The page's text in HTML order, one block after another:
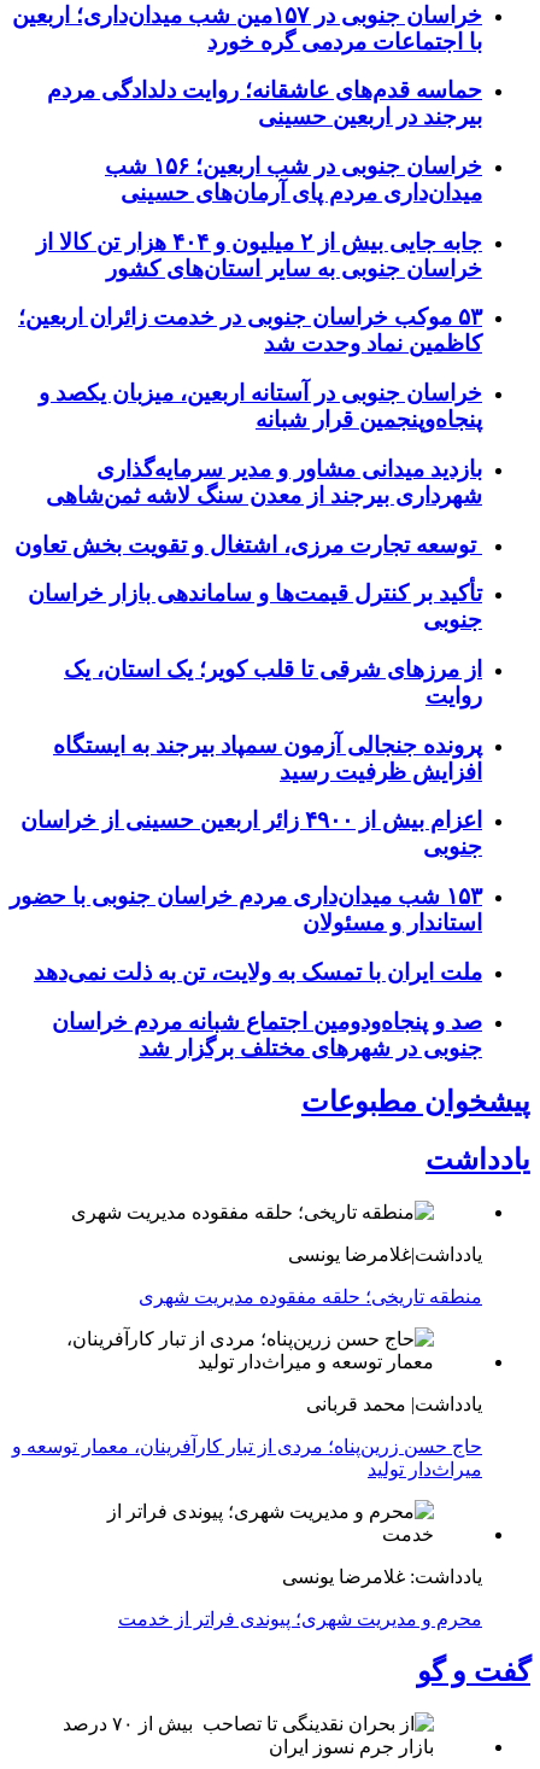
خراسان جنوبی در ۱۵۷مین شب میدان‌داری؛ اربعین
با اجتماعات مردمی گره خورد
حماسه قدم‌های عاشقانه؛ روایت دلدادگی مردم
بیرجند در اربعین حسینی
خراسان جنوبی در شب اربعین؛ ۱۵۶ شب
میدان‌داری مردم پای آرمان‌های حسینی
جابه جایی بیش از ۲ میلیون و ۴۰۴ هزار تن کالا از
خراسان جنوبی به سایر استان‌های کشور
۵۳ موکب خراسان جنوبی در خدمت زائران اربعین؛
کاظمین نماد وحدت شد
خراسان جنوبی در آستانه اربعین، میزبان یکصد و
پنجاه‌وپنجمین قرار شبانه
بازدید میدانی مشاور و مدیر سرمایه‌گذاری
شهرداری بیرجند از معدن سنگ لاشه ثمن‌شاهی
توسعه تجارت مرزی، اشتغال و تقویت بخش تعاون
تأکید بر کنترل قیمت‌ها و ساماندهی بازار خراسان
جنوبی
از مرزهای شرقی تا قلب کویر؛ یک استان، یک
روایت
پرونده جنجالی آزمون سمپاد بیرجند به ایستگاه
افزایش ظرفیت رسید
اعزام بیش از ۴۹۰۰ زائر اربعین حسینی از خراسان
جنوبی
۱۵۳ شب میدان‌داری مردم خراسان جنوبی با حضور
استاندار و مسئولان
ملت ایران با تمسک به ولایت، تن به ذلت نمی‌دهد
صد و پنجاه‌ودومین اجتماع شبانه مردم خراسان
جنوبی در شهرهای مختلف برگزار شد
پیشخوان مطبوعات
یادداشت
یادداشت|غلامرضا یونسی
منطقه تاریخی؛ حلقه مفقوده مدیریت شهری
یادداشت| محمد قربانی
حاج حسن زرین‌پناه؛ مردی از تبار کارآفرینان، معمار توسعه و
میراث‌دار تولید
یادداشت: غلامرضا یونسی
محرم و مدیریت شهری؛ پیوندی فراتر از خدمت
گفت و گو